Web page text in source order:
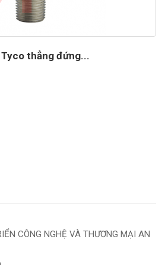
thẳng đứng...
CÔNG NGHỆ VÀ THƯƠNG MẠI AN